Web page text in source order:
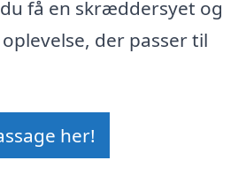
få en skræddersyet og
der passer til
her!